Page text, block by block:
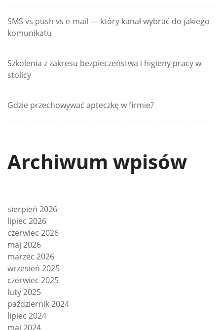
SMS vs push vs e-mail — który kanał wybrać do jakiego
komunikatu
Szkolenia z zakresu bezpieczeństwa i higieny pracy w
stolicy
Gdzie przechowywać apteczkę w firmie?
Archiwum wpisów
sierpień 2026
lipiec 2026
czerwiec 2026
maj 2026
marzec 2026
wrzesień 2025
czerwiec 2025
luty 2025
październik 2024
lipiec 2024
maj 2024